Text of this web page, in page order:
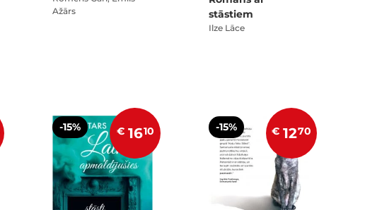
Ažārs
stāstiem
Ilze Lāce
-15% € 1610 -15% € 1270